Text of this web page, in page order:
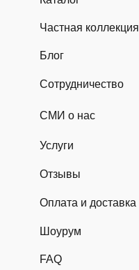
Блог
Частная коллекция
Сотрудничество
Услуги
Отзывы
Оплата и доставка
СМИ о нас
Шоурум
FAQ